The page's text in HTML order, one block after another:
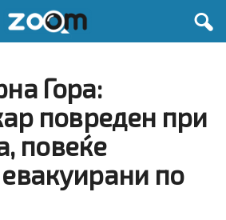
Гора:
повреден при
повеќе
евакуирани по